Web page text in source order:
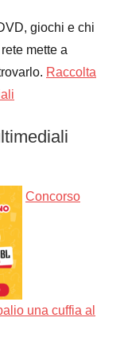
giochi e chi
mette a
Raccolta
Concorso
una cuffia al